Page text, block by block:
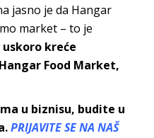
jasno je da Hangar
market – to je
kreće
Food Market,
u biznisu, budite u
PRIJAVITE SE NA NAŠ